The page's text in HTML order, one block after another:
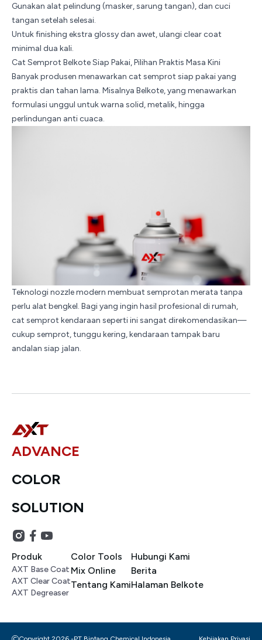
Gunakan alat pelindung (masker, sarung tangan), dan cuci
tangan setelah selesai.
Untuk finishing ekstra glossy dan awet, ulangiclear coat
minimal dua kali.
Cat Semprot Belkote Siap Pakai, Pilihan Praktis Masa Kini
Banyak produsen menawarkan cat semprot siap pakai yang
praktis dan tahan lama. Misalnya Belkote, yang menawarkan
formulasi unggul untuk warna solid, metalik, hingga
perlindungan anti cuaca.
Teknologi nozzle modern membuat semprotan merata tanpa
perlu alat bengkel. Bagi yang ingin hasil profesional di rumah,
cat semprot kendaraan seperti ini sangat direkomendasikan—
cukup semprot, tunggu kering, kendaraan tampak baru
andalan siap jalan.
ADVANCE
COLOR
SOLUTION
Produk
AXT Base Coat
AXT Clear Coat
AXT Degreaser
Color Tools
Mix Online
Tentang Kami
Hubungi Kami
Berita
Halaman Belkote